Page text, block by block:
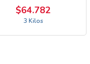
$64.782
3 Kilos